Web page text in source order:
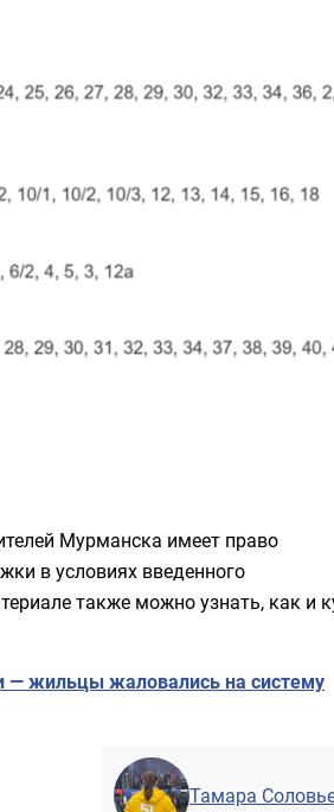
Мурманска имеет право
в условиях введенного
также можно узнать, как и
— жильцы жаловались на систему
Тамара